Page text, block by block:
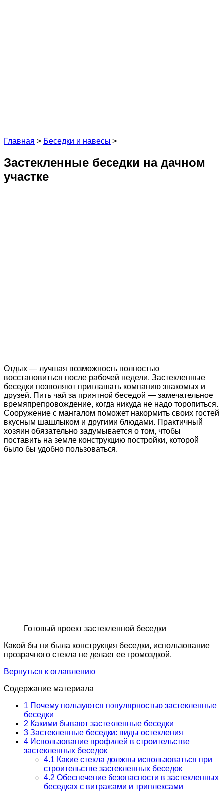
Главная > Беседки и навесы >
Застекленные беседки на дачном
участке
Отдых — лучшая возможность полностью
восстановиться после рабочей недели. Застекленные
беседки позволяют приглашать компанию знакомых и
друзей. Пить чай за приятной беседой — замечательное
времяпрепровождение, когда никуда не надо торопиться.
Сооружение с мангалом поможет накормить своих гостей
вкусным шашлыком и другими блюдами. Практичный
хозяин обязательно задумывается о том, чтобы
поставить на земле конструкцию постройки, которой
было бы удобно пользоваться.
Готовый проект застекленной беседки
Какой бы ни была конструкция беседки, использование
прозрачного стекла не делает ее громоздкой.
Вернуться к оглавлению
Содержание материала
1 Почему пользуются популярностью застекленные
беседки
2 Какими бывают застекленные беседки
3 Застекленные беседки: виды остекления
4 Использование профилей в строительстве
застекленных беседок
4.1 Какие стекла должны использоваться при
строительстве застекленных беседок
4.2 Обеспечение безопасности в застекленных
беседках с витражами и триплексами